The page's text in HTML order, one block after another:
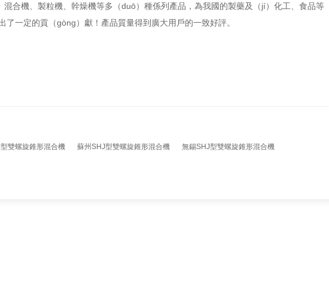
混合機、製粒機、幹燥機等多（duō）種係列產品，為我國的製藥及（jí）化工、食品等
一定的貢（gòng）獻！產品質量得到廣大用戶的一致好評。
雙螺旋錐形混合機 蘇州SHJ型雙螺旋錐形混合機
無錫SHJ型雙螺旋錐形混合機